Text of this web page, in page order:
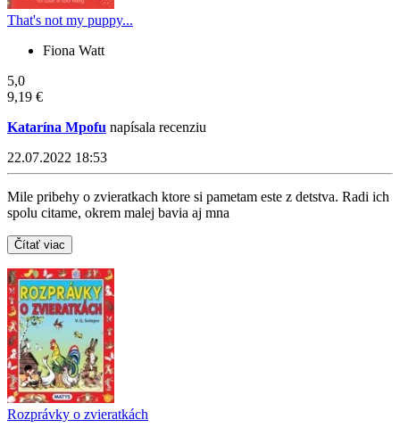
That's not my puppy...
Fiona Watt
5,0
9,19 €
Katarína Mpofu napísala recenziu
22.07.2022 18:53
Mile pribehy o zvieratkach ktore si pametam este z detstva. Radi ich
spolu citame, okrem malej bavia aj mna
Čítať viac
Rozprávky o zvieratkách